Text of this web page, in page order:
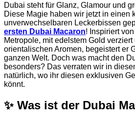
Dubai steht für Glanz, Glamour und
Diese Magie haben wir jetzt in einen
unverwechselbaren Leckerbissen
ersten Dubai Macaron! Inspiriert
Metropole, mit edelstem Gold
orientalischen Aromen, begeistert er
ganzen Welt. Doch was macht den
besonders? Das verraten wir in
natürlich, wo ihr diesen exklusiven
könnt.
✨ Was ist der Dubai